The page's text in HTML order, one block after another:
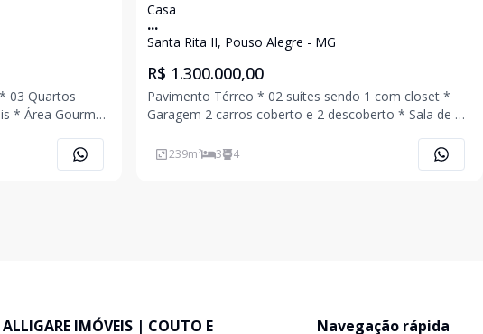
* Área Gourmet
Casa
...
Santa Rita II, Pouso Alegre - MG
R$ 1.300.000,00
Pavimento Térreo * 02 suítes sendo 1 com closet *
Garagem 2 carros coberto e 2 descoberto * Sala de TV
Lavanderia * Área gourmet * Piscina aquecida *
239m² 3 4
ALLIGARE IMÓVEIS | COUTO E Navegação rápida